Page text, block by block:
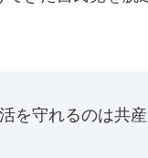
を守れるのは共